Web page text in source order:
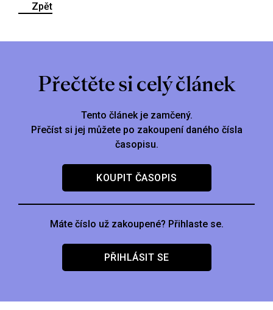
Zpět
Přečtěte si celý článek
Tento článek je zamčený.
Přečíst si jej můžete po zakoupení daného čísla
časopisu.
KOUPIT ČASOPIS
Máte číslo už zakoupené? Přihlaste se.
PŘIHLÁSIT SE